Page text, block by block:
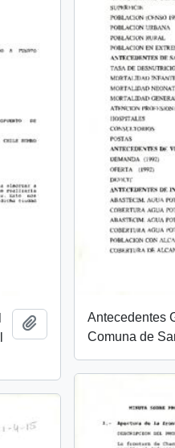
Add to clipboard
Antecedentes
Comuna de